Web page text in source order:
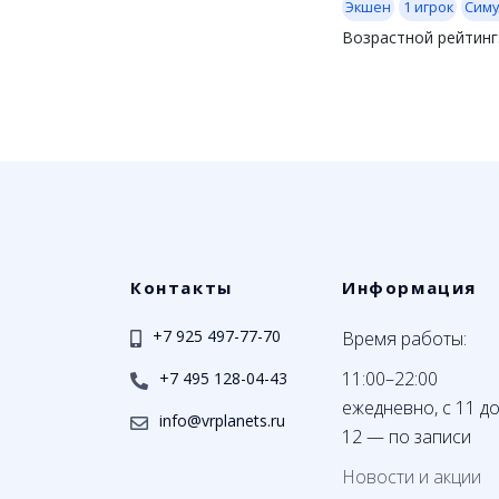
Экшен 1 игрок
Возрастной
Контакты
+7 925 497-77-70
+7 495 128-04-43
info@vrplanets.ru
Информация
Время работы:
11:00–22:00
ежедневно, с 11 до
12 — по записи
Новости и акции